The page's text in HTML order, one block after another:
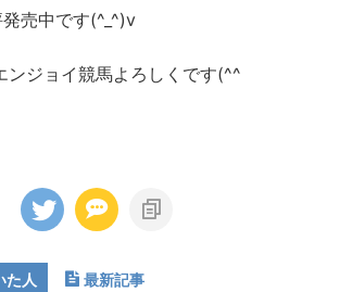
売中です(^_^)v
ジョイ競馬よろしくです(^^ゞ
た人 最新記事